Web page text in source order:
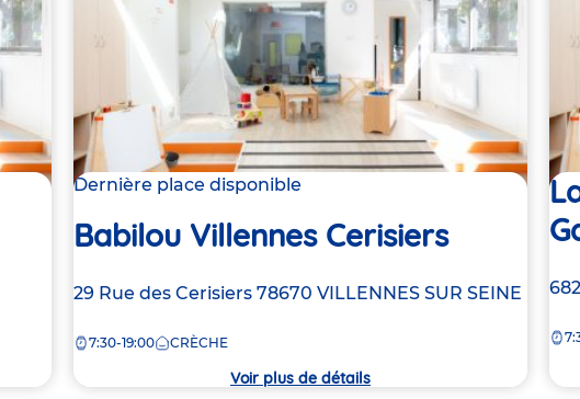
Dernière place disponible
Babilou Villennes Cerisiers
Adresse
la
29 Rue des Cerisiers 78670 VILLENNES SUR SEINE
7:30-19:00 CRÈCHE
Voir plus de détails
la